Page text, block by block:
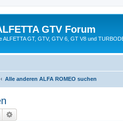
GTV Forum
ALFETTA GT, GTV, GTV 6, GT V8 und
Alle anderen ALFA ROMEO suchen
Suche